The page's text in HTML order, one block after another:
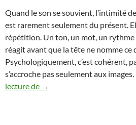
Quand le son se souvient, l’intimité
est rarement seulement du présent.
répétition. Un ton, un mot, un rythme
réagit avant que la tête ne nomme ce
Psychologiquement, c’est cohérent,
s’accroche pas seulement aux
lecture de L’écho
→